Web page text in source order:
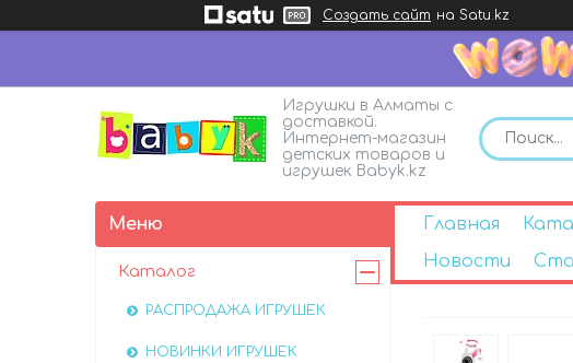
Создать сайт на Satu.kz
Игрушки в Алматы с
доставкой.
Интернет-магазин
детских товаров и
игрушек Babyk.kz
Главная
Новости
Каталог
РАСПРОДАЖА ИГРУШЕК
НОВИНКИ ИГРУШЕК